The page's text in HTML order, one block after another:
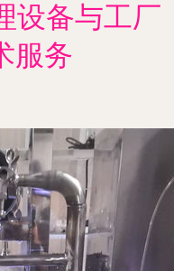
设备与工厂
服务